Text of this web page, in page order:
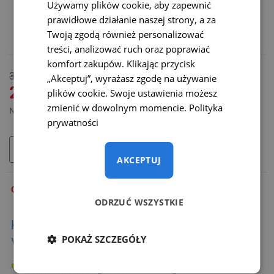
265 zł
315 zł
Netto: 215,45 zł
DOSTĘPNY
MODEL: TC-018
Polecamy również:
Adapter WiFi do bezprzewodowej transmisji – CENA
PROMOCYJNA(+165 zł)
OPIS
Kamera cofania pasuje do modeli
Volkswagen:
Używamy plików cookie, aby zapewnić
prawidłowe działanie naszej strony, a za
Twoją zgodą również personalizować
treści, analizować ruch oraz poprawiać
komfort zakupów. Klikając przycisk
„Akceptuj”, wyrażasz zgodę na używanie
plików cookie. Swoje ustawienia możesz
zmienić w dowolnym momencie. Polityka
prywatności
AKCEPTUJ
ODRZUĆ WSZYSTKIE
POKAŻ SZCZEGÓŁY